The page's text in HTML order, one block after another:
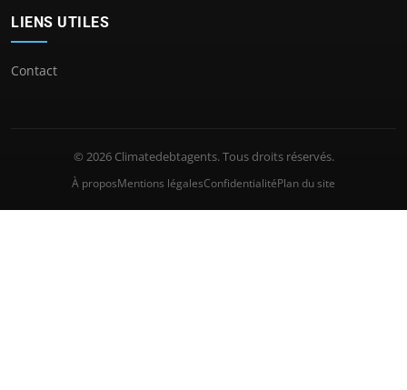
LIENS UTILES
Contact
© 2026 Climatedebtagents. Tous droits réservés.
À proposMentions légalesConfidentialitéPlan du site